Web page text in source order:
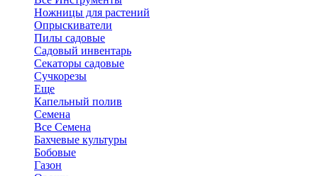
Ножницы для растений
Опрыскиватели
Пилы садовые
Садовый инвентарь
Секаторы садовые
Сучкорезы
Еще
Капельный полив
Семена
Все Семена
Бахчевые культуры
Бобовые
Газон